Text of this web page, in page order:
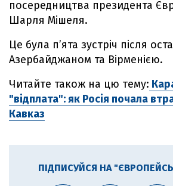
посередництва президента
Шарля Мішеля.
Це була п’ята зустріч після
Азербайджаном та Вірменією.
Читайте також на цю тему:
"відплата": як Росія почала
Кавказ
ПІДПИСУЙСЯ НА